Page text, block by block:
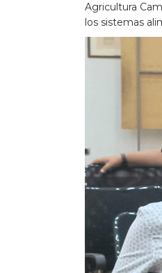
Agricultura
los sistemas